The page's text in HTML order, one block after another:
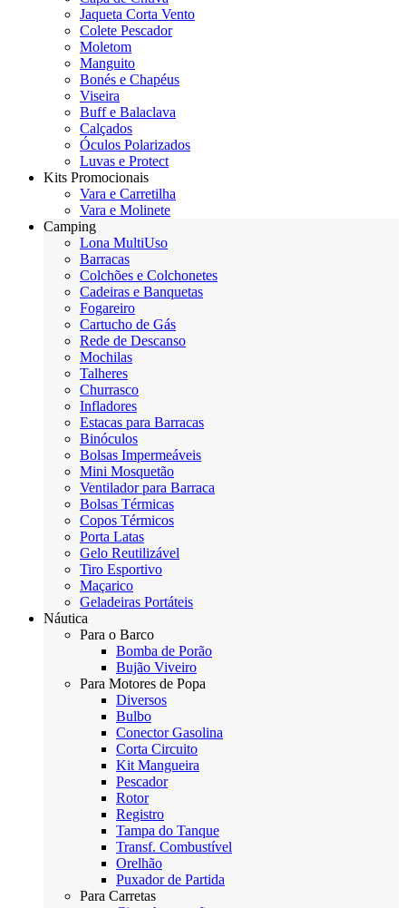
Jaqueta Corta Vento
Colete Pescador
Moletom
Manguito
Bonés e Chapéus
Viseira
Buff e Balaclava
Calçados
Óculos Polarizados
Luvas e Protect
Kits Promocionais
Vara e Carretilha
Vara e Molinete
Camping
Lona MultiUso
Barracas
Colchões e Colchonetes
Cadeiras e Banquetas
Fogareiro
Cartucho de Gás
Rede de Descanso
Mochilas
Talheres
Churrasco
Infladores
Estacas para Barracas
Binóculos
Bolsas Impermeáveis
Mini Mosquetão
Ventilador para Barraca
Bolsas Térmicas
Copos Térmicos
Porta Latas
Gelo Reutilizável
Tiro Esportivo
Maçarico
Geladeiras Portáteis
Náutica
Para o Barco
Bomba de Porão
Bujão Viveiro
Para Motores de Popa
Diversos
Bulbo
Conector Gasolina
Corta Circuito
Kit Mangueira
Pescador
Rotor
Registro
Tampa do Tanque
Transf. Combustível
Orelhão
Puxador de Partida
Para Carretas